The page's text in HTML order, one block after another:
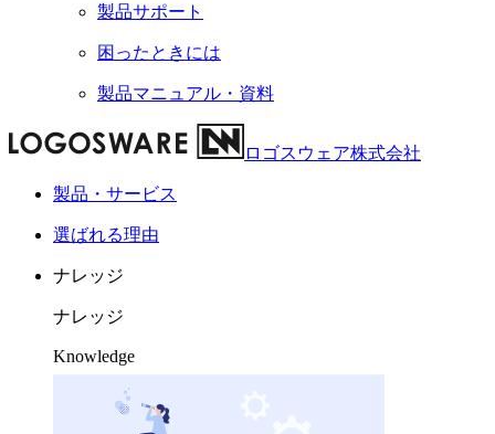
製品サポート
困ったときには
製品マニュアル・資料
ロゴスウェア株式会社
製品・サービス
選ばれる理由
ナレッジ
ナレッジ
Knowledge